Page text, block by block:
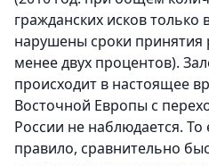
гражданских исков только
нарушены сроки принятия
менее двух процентов).
происходит в настоящее
Восточной Европы с
России не наблюдается. То
правило, сравнительно